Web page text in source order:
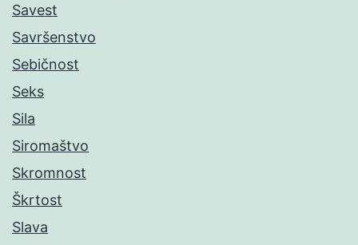
Savest
Savršenstvo
Sebičnost
Seks
Sila
Siromaštvo
Skromnost
Škrtost
Slava